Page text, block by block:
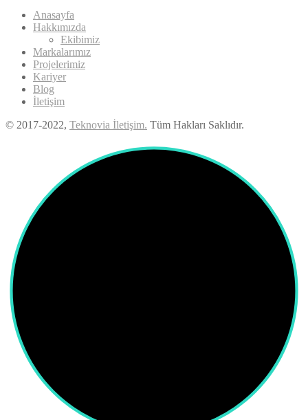
Anasayfa
Hakkımızda
Ekibimiz
Markalarımız
Projelerimiz
Kariyer
Blog
İletişim
© 2017-2022, Teknovia İletişim. Tüm Hakları Saklıdır.